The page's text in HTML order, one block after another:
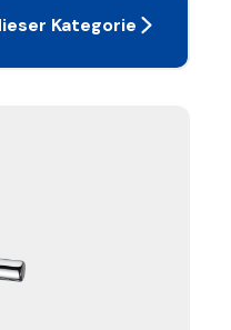
Kategorie